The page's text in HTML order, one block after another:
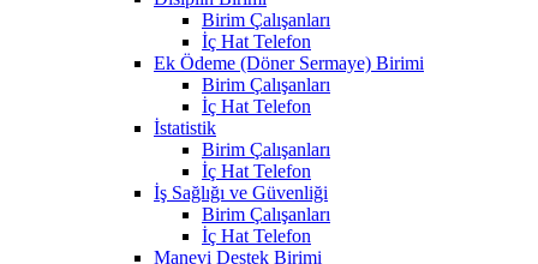
Birim Çalışanları
İç Hat Telefon
Ek Ödeme (Döner Sermaye) Birimi
Birim Çalışanları
İç Hat Telefon
İstatistik
Birim Çalışanları
İç Hat Telefon
İş Sağlığı ve Güvenliği
Birim Çalışanları
İç Hat Telefon
Manevi Destek Birimi